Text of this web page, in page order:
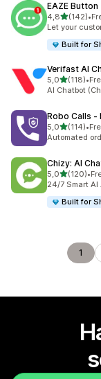
EAZE Button
4,8/ 5 tähteä
(142)
142 •
Let your
Built for
Verifast AI
5,0/ 5 tähteä
(118)
118 •
AI Chatbot
Robo Calls ‑
5,0/ 5 tähteä
(114)
114 •
Automated
Chizy: AI
5,0/ 5 tähteä
(120)
120 •
24/7 Smart
Built for
1